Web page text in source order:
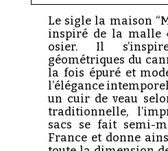
Le sigle la maison
inspiré de la malle
osier. Il
géométriques du
la fois épuré et
l’élégance
un cuir de veau
traditionnelle,
sacs se fait semi-
France et donne